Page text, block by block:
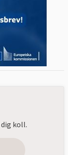
koll.